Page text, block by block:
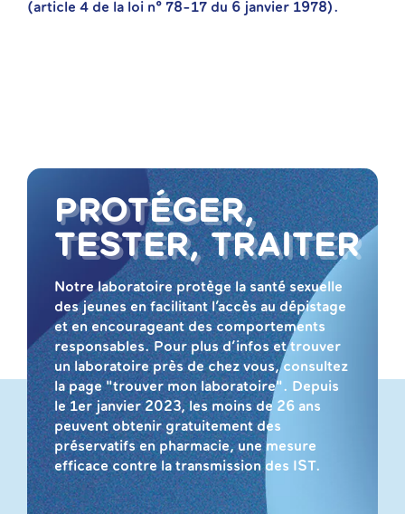
(article 4 de la loi n° 78-17 du 6 janvier 1978).
PROTÉGER,
TESTER, TRAITER
Notre laboratoire protège la santé sexuelle
des jeunes en facilitant l’accès au dépistage
et en encourageant des comportements
responsables. Pour plus d’infos et trouver
un laboratoire près de chez vous, consultez
la page "trouver mon laboratoire". Depuis
le 1er janvier 2023, les moins de 26 ans
peuvent obtenir gratuitement des
préservatifs en pharmacie, une mesure
efficace contre la transmission des IST.